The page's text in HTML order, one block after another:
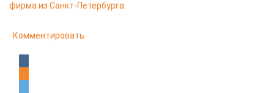
фирма из Санкт-Петербурга
Комментировать